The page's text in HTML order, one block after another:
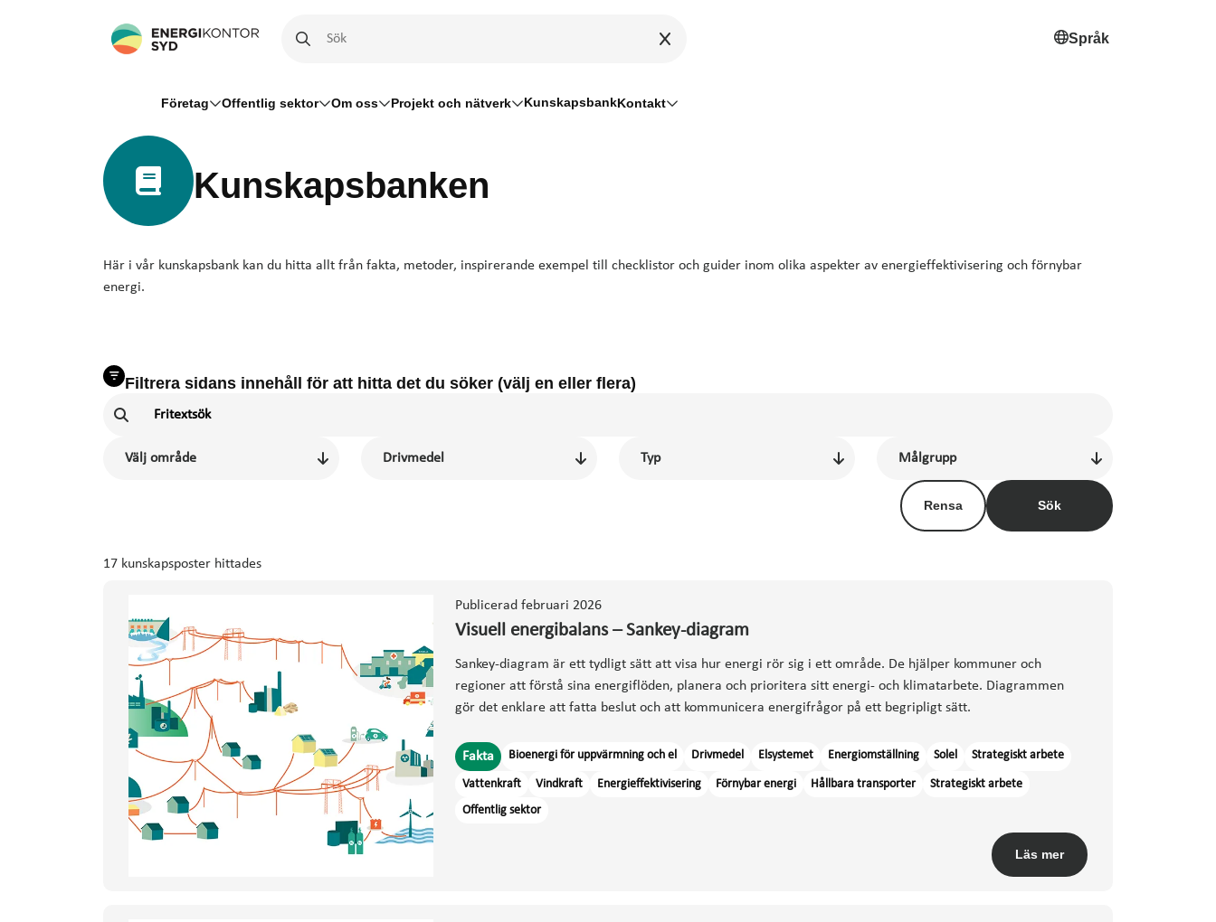
Språk
Företag Offentlig sektor Om oss Projekt och nätverk KunskapsbankKontakt
Kunskapsbanken
Här i vår kunskapsbank kan du hitta allt från fakta, metoder, inspirerande exempel till checklistor och guider inom olika aspekter av energieffektivisering och förnybar
energi.
Filtrera sidans innehåll för att hitta det du söker (välj en eller flera)
Rensa Sök
Publicerad februari 2026
Visuell energibalans – Sankey-diagram
Sankey-diagram är ett tydligt sätt att visa hur energi rör sig i ett område. De hjälper kommuner och
regioner att förstå sina energiflöden, planera och prioritera sitt energi- och klimatarbete. Diagrammen
gör det enklare att fatta beslut och att kommunicera energifrågor på ett begripligt sätt.
Fakta Bioenergi för uppvärmning och el Drivmedel Elsystemet Energiomställning Solel Strategiskt arbete
Vattenkraft Vindkraft Energieffektivisering Förnybar energi Hållbara transporter
Strategiskt arbete
Offentlig sektor
Läs mer
17 kunskapsposter hittades